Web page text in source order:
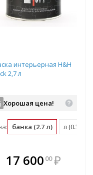
м2 (0.03 банка)
комплекте
выгоднее!
интерьерная H&H
2,7 л
Хорошая цена!
банка (2.7 л) л (0.37
17 600 00 ₽